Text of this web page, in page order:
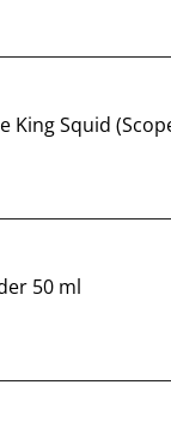
King Squid
50 ml